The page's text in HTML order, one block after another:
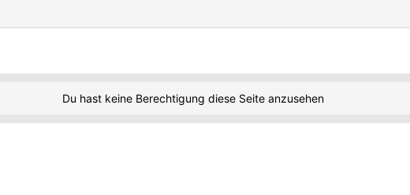
Du hast keine Berechtigung diese Seite anzusehen